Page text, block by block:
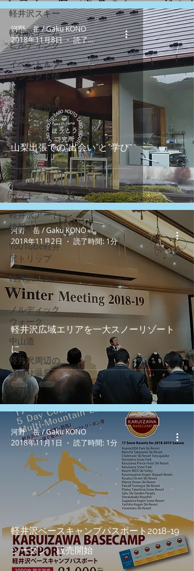
軽井沢スキー
軽井沢チーム
ビルディング
イベント＆プ
ロジェクト情
報
軽井沢周辺の
酒蔵
軽井沢スノー
シュー
軽井沢ワンコ
とお出かけス
ポット
軽井沢アート
情報
YouTube軽井
沢トリップ
軽井沢の歩き
方
ノルディック
ウォーク
中山道
軽井沢周辺の
日帰り温泉
山梨出張での”出会い”と”学び”
河野 岳 / Gaku KONO
2018年11月8日
読了時間: 2分
軽井沢広域エリアを一大スノーリゾート
に
河野 岳 / Gaku KONO
2018年11月2日
読了時間: 1分
軽井沢ベースキャンプパスポート2018-19
シーズン 販売開始
河野 岳 / Gaku KONO
2018年11月1日
読了時間: 1分